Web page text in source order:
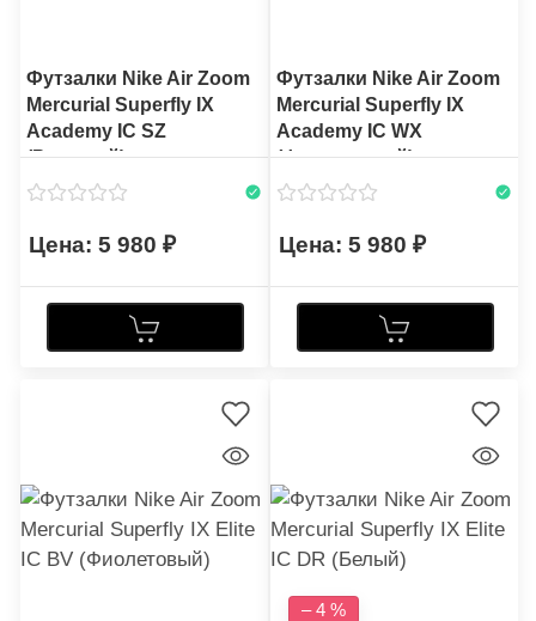
Футзалки Nike Air Zoom
Mercurial Superfly IX
Academy IC SZ
(Розовый)
5 980
Футзалки Nike Air Zoom
Mercurial Superfly IX
Academy IC WX
(Фиолетовый)
5 980
– 4 %